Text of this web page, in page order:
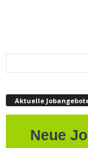
Aktuelle